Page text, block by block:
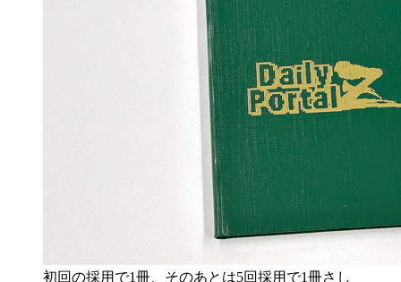
初回の採用で1冊、そのあとは5回採用で1冊さし